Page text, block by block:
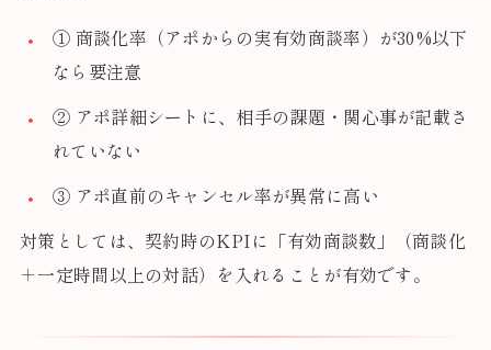
① 商談化率（アポからの実有効商談率）が30%以下
なら要注意
② アポ詳細シートに、相手の課題・関心事が記載さ
れていない
③ アポ直前のキャンセル率が異常に高い
対策としては、契約時のKPIに「有効商談数」（商談化
＋一定時間以上の対話）を入れることが有効です。